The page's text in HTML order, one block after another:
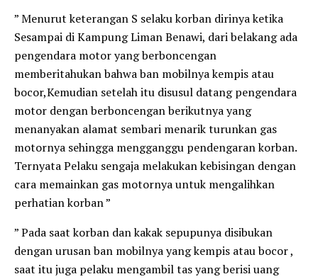
” Menurut keterangan S selaku korban dirinya ketika
Sesampai di Kampung Liman Benawi, dari belakang ada
pengendara motor yang berboncengan
memberitahukan bahwa ban mobilnya kempis atau
bocor,Kemudian setelah itu disusul datang pengendara
motor dengan berboncengan berikutnya yang
menanyakan alamat sembari menarik turunkan gas
motornya sehingga mengganggu pendengaran korban.
Ternyata Pelaku sengaja melakukan kebisingan dengan
cara memainkan gas motornya untuk mengalihkan
perhatian korban ”
” Pada saat korban dan kakak sepupunya disibukan
dengan urusan ban mobilnya yang kempis atau bocor ,
saat itu juga pelaku mengambil tas yang berisi uang